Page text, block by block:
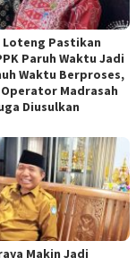
Loteng Pastikan
Paruh Waktu Jadi
Waktu Berproses,
Madrasah
Diusulkan
Makin Jadi